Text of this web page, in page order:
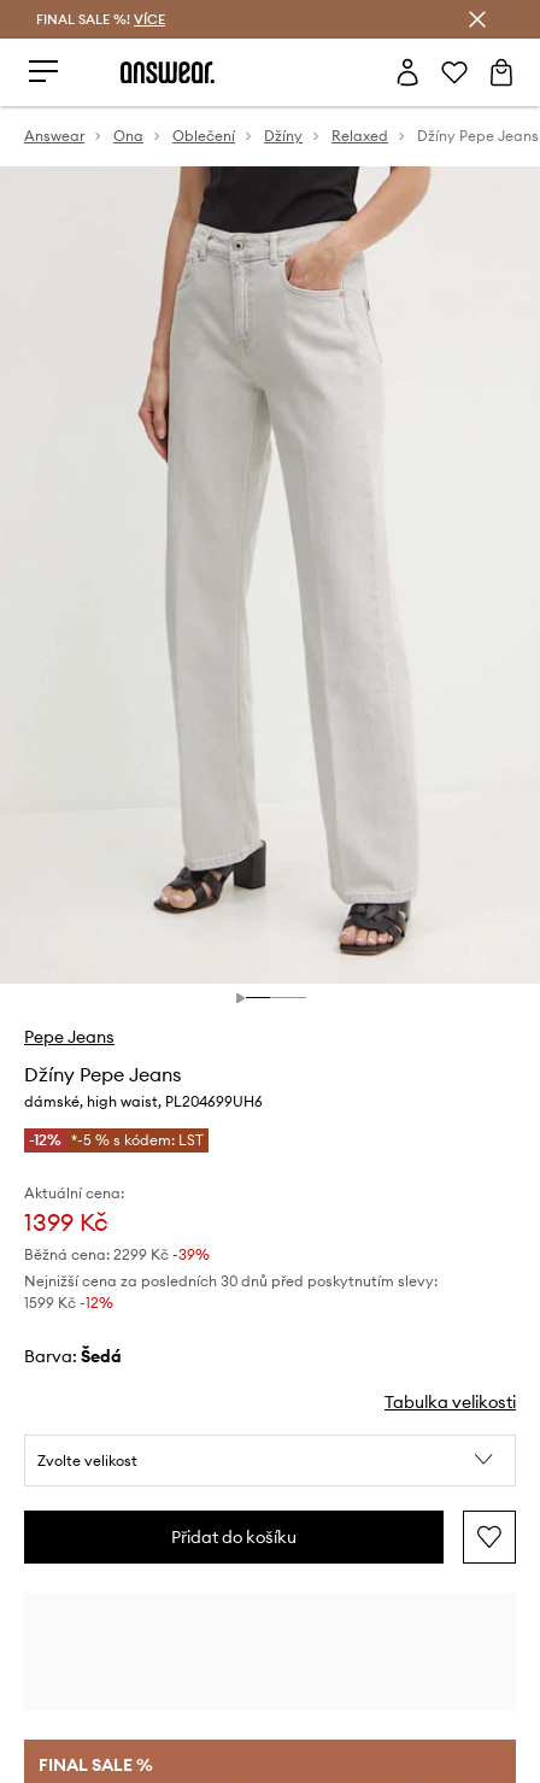
FINAL SALE %! VÍCE
Answear Ona Oblečení Džíny Relaxed Džíny Pepe Jeans
Pepe Jeans
Džíny Pepe Jeans
dámské, high waist, PL204699UH6
-12% *-5 % s kódem: LST
Aktuální cena:
1399 Kč
Běžná cena: 2299 Kč -39%
Nejnižší cena za posledních 30 dnů před poskytnutím slevy:
1599 Kč -12%
Barva: šedá
Tabulka velikosti
Zvolte velikost
Přidat do košíku
FINAL SALE %